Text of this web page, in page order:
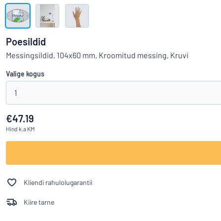
Te ei leia,
Kuva kõik kategooriad
Logige
sisse
Klienditeenindus
Eraklient
Äriklient
Poesildid
Messingsildid, 104x60 mm, Kroomitud messing, Kruvi
Valige kogus
1
€47.19
Hind k.a KM
Kliendi rahulolugarantii
Kiire tarne